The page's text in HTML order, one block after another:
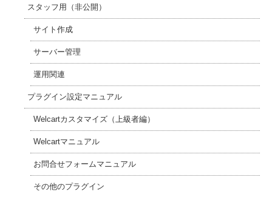
スタッフ用（非公開）
サイト作成
サーバー管理
運用関連
プラグイン設定マニュアル
Welcartカスタマイズ（上級者編）
Welcartマニュアル
お問合せフォームマニュアル
その他のプラグイン